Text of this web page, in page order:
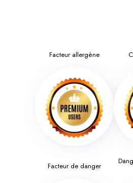
Facteur allergène
Facteur de danger